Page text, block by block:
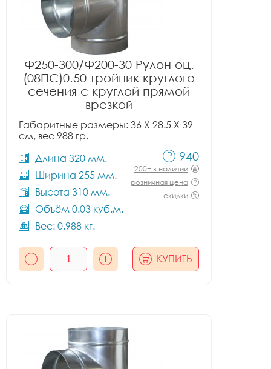
Ф250-300/Ф200-30 Рулон оц.
(08ПС)0.50 тройник круглого
сечения с круглой прямой
врезкой
Габаритные размеры: 36 X 28.5 X 39
см, вес 988 гр.
Длина 320 мм.
Ширина 255 мм.
Высота 310 мм.
Объём 0.03 куб.м.
Вес: 0.988 кг.
940
200+ в наличии
розничная цена
скидки
КУПИТЬ